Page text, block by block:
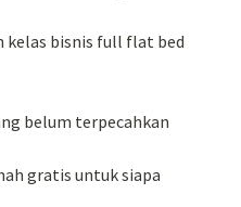
kelas bisnis full flat bed
belum terpecahkan
gratis untuk siapa